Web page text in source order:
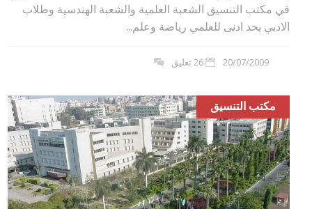
في مكتب التنسيق الشعبة العلمية والشعبة الهندسية وطلاب
الادبي بحد ادنى للعلمي رياضة وعلم...
20/07/2009 26 تعليق
مكتب التنسيق